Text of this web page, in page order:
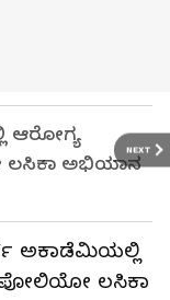
NEXT
ಆರೋಗ್ಯ
ಅಭಿಯಾನ
ಅಕಾಡೆಮಿಯಲ್ಲಿ
ಲಸಿಕಾ